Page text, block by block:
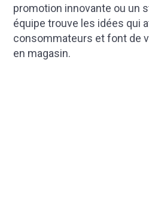
promotion innovante ou un
équipe trouve les idées qui
consommateurs et font de
en magasin.